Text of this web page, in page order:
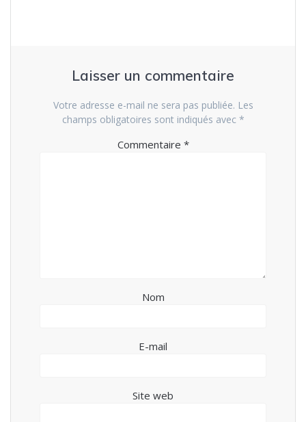
Laisser un commentaire
Votre adresse e-mail ne sera pas publiée. Les
champs obligatoires sont indiqués avec *
Commentaire *
Nom
E-mail
Site web